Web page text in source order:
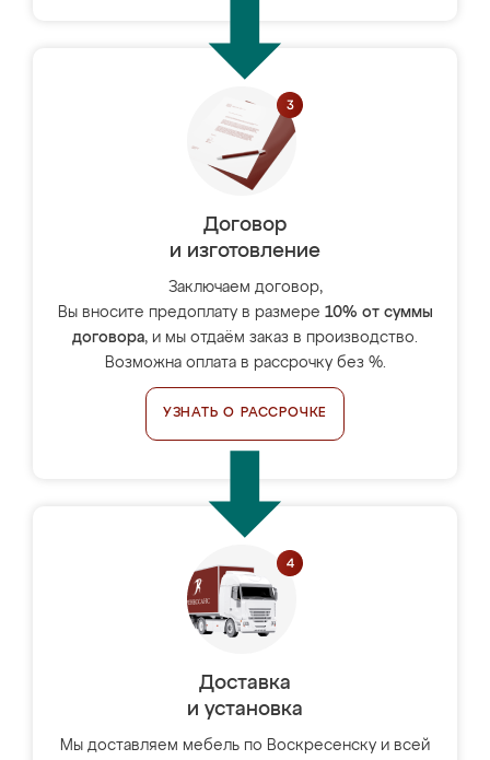
Договор
и изготовление
Заключаем договор,
Вы вносите предоплату в размере 10% от суммы
договора, и мы отдаём заказ в производство.
Возможна оплата в рассрочку без %.
УЗНАТЬ О РАССРОЧКЕ
Доставка
и установка
Мы доставляем мебель по Воскресенску и всей